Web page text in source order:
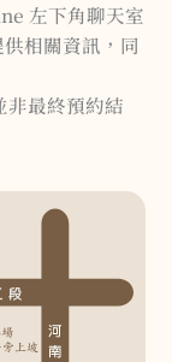
左下角聊天室
相關資訊，同
非最終預約結